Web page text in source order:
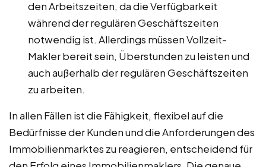
den Arbeitszeiten, da die Verfügbarkeit
während der regulären Geschäftszeiten
notwendig ist. Allerdings müssen Vollzeit-
Makler bereit sein, Überstunden zu leisten und
auch außerhalb der regulären Geschäftszeiten
zu arbeiten.
In allen Fällen ist die Fähigkeit, flexibel auf die
Bedürfnisse der Kunden und die Anforderungen des
Immobilienmarktes zu reagieren, entscheidend für